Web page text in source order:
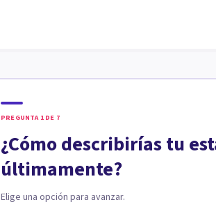
PREGUNTA 1 DE 7
¿Cómo describirías tu
últimamente?
Elige una opción para avanzar.